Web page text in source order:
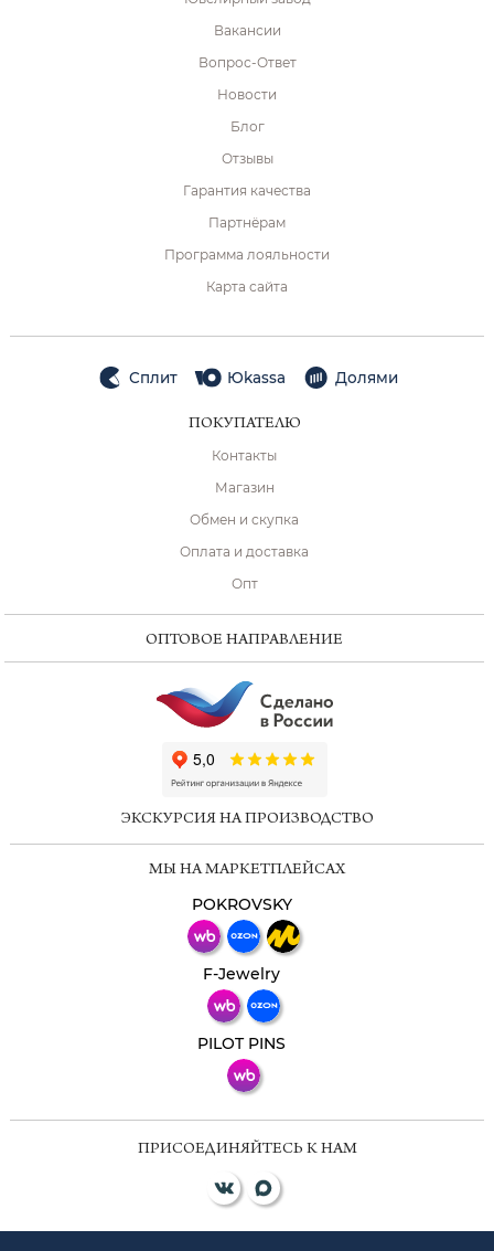
Вакансии
Вопрос-Ответ
Новости
Блог
Отзывы
Гарантия качества
Партнёрам
Программа лояльности
Карта сайта
Сплит Юkassa Долями
ПОКУПАТЕЛЮ
Контакты
Магазин
Обмен и скупка
Оплата и доставка
Опт
ОПТОВОЕ НАПРАВЛЕНИЕ
ЭКСКУРСИЯ НА ПРОИЗВОДСТВО
МЫ НА МАРКЕТПЛЕЙСАХ
POKROVSKY
F-Jewelry
PILOT PINS
ПРИСОЕДИНЯЙТЕСЬ К НАМ